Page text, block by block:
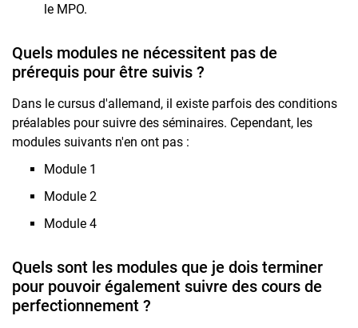
le MPO.
Quels modules ne nécessitent pas de
prérequis pour être suivis ?
Dans le cursus d'allemand, il existe parfois des conditions
préalables pour suivre des séminaires. Cependant, les
modules suivants n'en ont pas :
Module 1
Module 2
Module 4
Quels sont les modules que je dois terminer
pour pouvoir également suivre des cours de
perfectionnement ?